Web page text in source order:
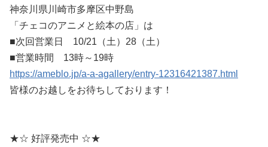
神奈川県川崎市多摩区中野島
「チェコのアニメと絵本の店」は
■次回営業日 10/21（土）28（土）
■営業時間 13時～19時
https://ameblo.jp/a-a-agallery/entry-12316421387.html
皆様のお越しをお待ちしております！
★☆ 好評発売中 ☆★